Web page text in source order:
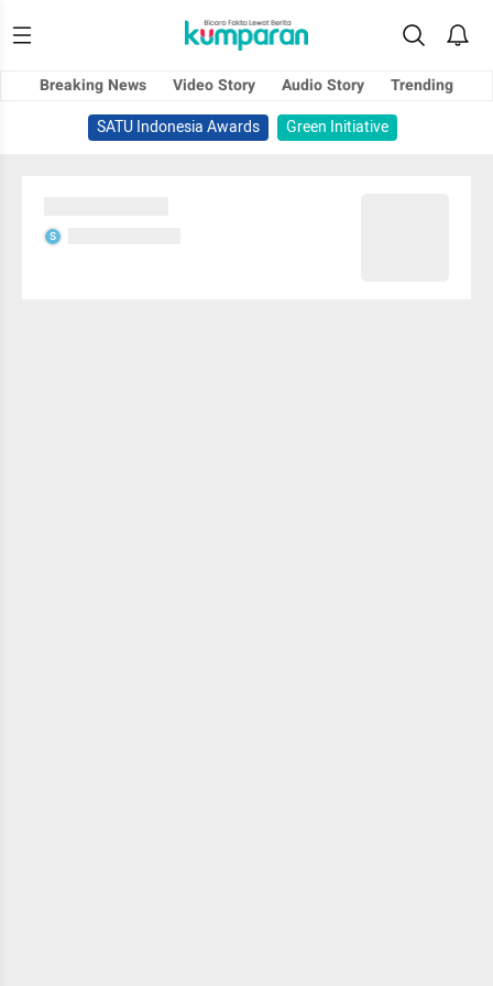
Breaking News Video Story Audio Story
Trending
SATU Indonesia Awards
Green Initiative
S